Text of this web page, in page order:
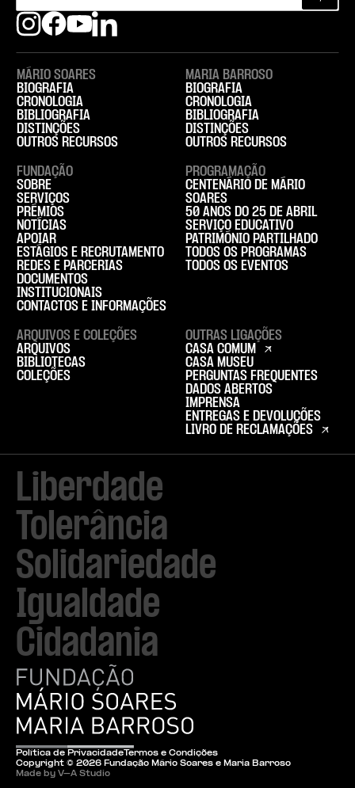
Liberdade
Tolerância
Solidariedade
Igualdade
Cidadania
Política de PrivacidadeTermos e Condições
Copyright © 2026 Fundação Mário Soares e Maria Barroso
Made by V–A Studio
MÁRIO SOARES
BIOGRAFIA
CRONOLOGIA
BIBLIOGRAFIA
DISTINÇÕES
OUTROS RECURSOS
MARIA BARROSO
BIOGRAFIA
CRONOLOGIA
BIBLIOGRAFIA
DISTINÇÕES
OUTROS RECURSOS
FUNDAÇÃO
SOBRE
SERVIÇOS
PRÉMIOS
NOTÍCIAS
APOIAR
ESTÁGIOS E RECRUTAMENTO
REDES E PARCERIAS
DOCUMENTOS
INSTITUCIONAIS
CONTACTOS E INFORMAÇÕES
PROGRAMAÇÃO
CENTENÁRIO DE MÁRIO
SOARES
50 ANOS DO 25 DE ABRIL
SERVIÇO EDUCATIVO
PATRIMÓNIO PARTILHADO
TODOS OS PROGRAMAS
TODOS OS EVENTOS
ARQUIVOS E COLEÇÕES
ARQUIVOS
BIBLIOTECAS
COLEÇÕES
OUTRAS LIGAÇÕES
CASA COMUM
CASA MUSEU
PERGUNTAS FREQUENTES
DADOS ABERTOS
IMPRENSA
ENTREGAS E DEVOLUÇÕES
LIVRO DE RECLAMAÇÕES